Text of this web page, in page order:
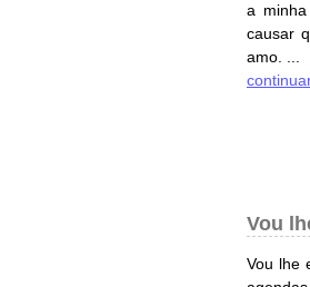
a
causar
amo. ...
Vou
Vou lhe